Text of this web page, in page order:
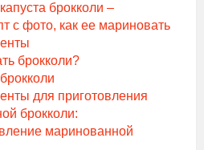
брокколи –
с фото, как ее мариновать
брокколи?
для приготовления
брокколи:
маринованной